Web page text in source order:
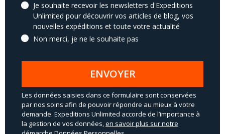
Je souhaite recevoir les newsletters d'Expeditions
Unlimited pour découvrir vos articles de blog, vos
nouvelles expéditions et toute votre actualité
Non merci, je ne le souhaite pas
ENVOYER
Les données saisies dans ce formulaire sont conservées
par nos soins afin de pouvoir répondre au mieux à votre
demande. Expeditions Unlimited accorde de l’importance à
la gestion de vos données,en savoir plus sur notre